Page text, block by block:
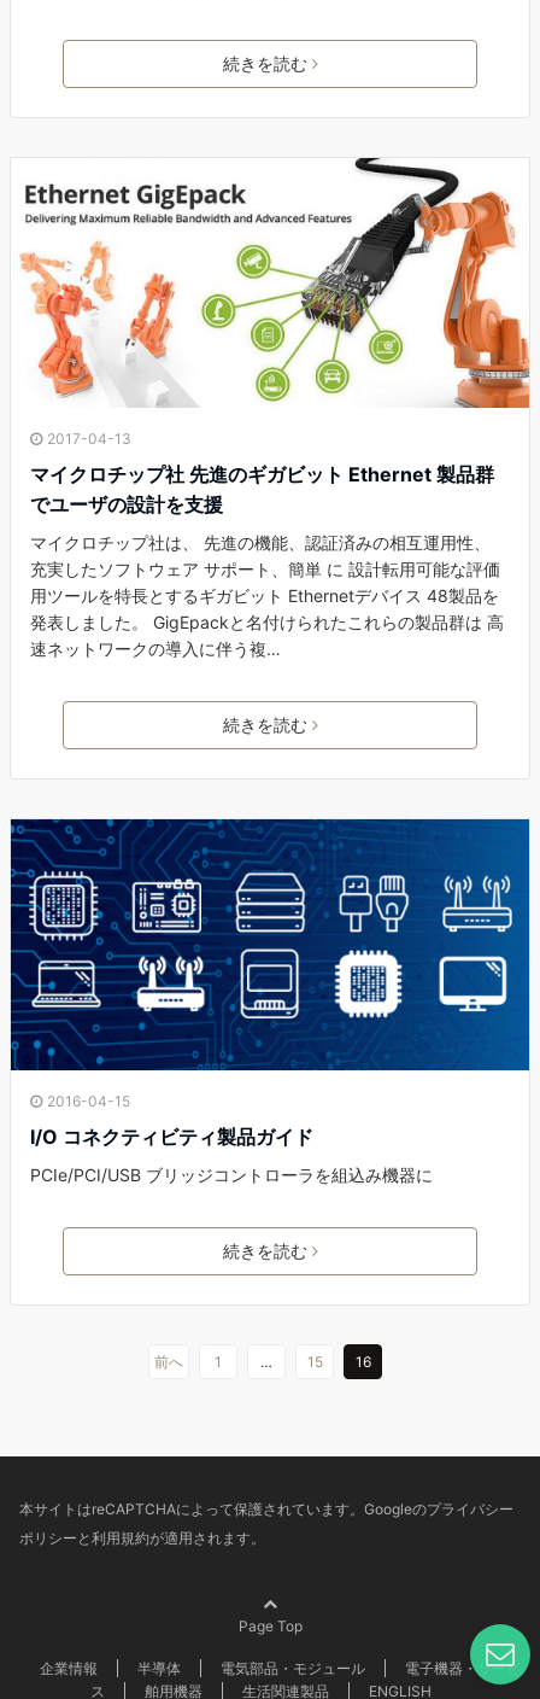
続きを読む
2017-04-13
マイクロチップ社 先進のギガビット Ethernet 製品群
でユーザの設計を支援
マイクロチップ社は、 先進の機能、認証済みの相互運用性、
充実したソフトウェア サポート、簡単 に 設計転用可能な評価
用ツールを特長とするギガビット Ethernetデバイス 48製品を
発表しました。 GigEpackと名付けられたこれらの製品群は 高
速ネットワークの導入に伴う複…
続きを読む
2016-04-15
I/O コネクティビティ製品ガイド
PCIe/PCI/USB ブリッジコントローラを組込み機器に
続きを読む
前へ 1 … 15 16
本サイトはreCAPTCHAによって保護されています。Googleのプライバシー
ポリシー と 利用規約が適用されます。
Page Top
企業情報 半導体 電気部品・モジュール
電子機器・サービ
ス
舶用機器 生活関連製品 ENGLISH